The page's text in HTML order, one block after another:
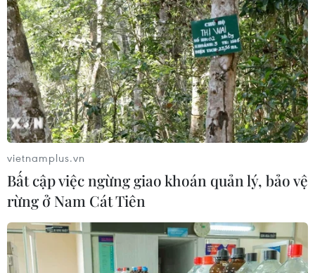
#văn hóa Mường
#di sản văn hóa phi vật thể
#dân tộc thiểu số
#du lịch công đồng
Hòa Bình
Phú Thọ
Theo dõi VietnamPlus
TIN LIÊN QUAN
vietnamplus.vn
Bất cập việc ngừng giao khoán quản lý, bảo vệ
rừng ở Nam Cát Tiên